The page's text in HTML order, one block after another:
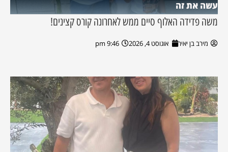
עשה את זה
משה פדידה האלוף סיים ממש לאחרונה קורס קצינים!
מירב בן יאיר אוגוסט 4, 2026 9:46 pm